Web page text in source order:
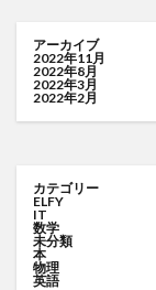
アーカイブ
2022年11月
2022年8月
2022年3月
2022年2月
カテゴリー
ELFY
IT
数学
未分類
本
物理
英語